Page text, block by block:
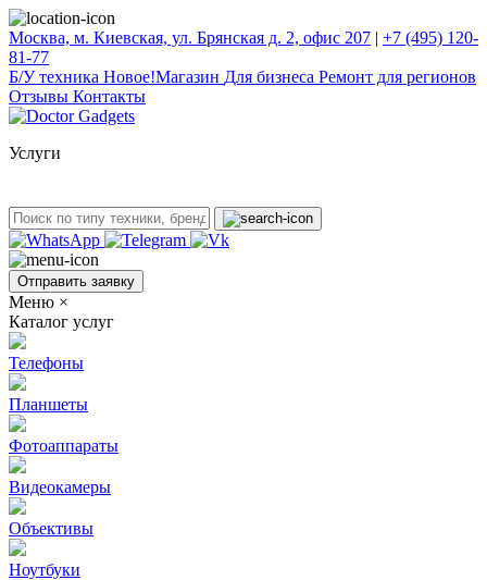
Москва, м. Киевская, ул. Брянская д. 2, офис 207 | +7 (495) 120-
81-77
Б/У техникa Новое!Магазин Для бизнеса Ремонт для регионов
Отзывы Контакты
Услуги
Отправить заявку
Меню ×
Каталог услуг
Телефоны
Планшеты
Фотоаппараты
Видеокамеры
Объективы
Ноутбуки